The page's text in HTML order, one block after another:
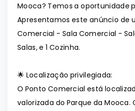
Mooca? Temos a oportunidade
Apresentamos este anúncio de
Comercial - Sala Comercial -
Salas, e 1 Cozinha.
🌟 Localização privilegiada:
O Ponto Comercial está
valorizada do Parque da Mooca.